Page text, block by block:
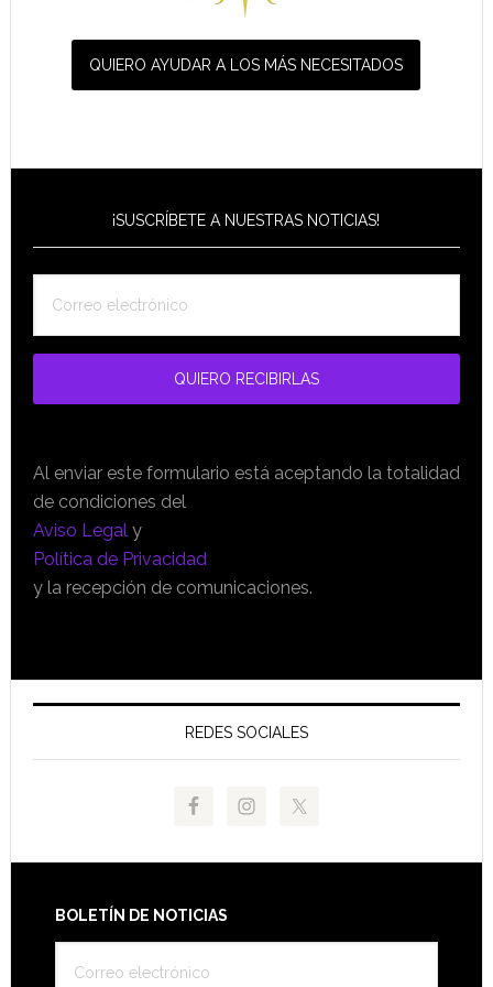
QUIERO AYUDAR A LOS MÁS NECESITADOS
¡SUSCRÍBETE A NUESTRAS NOTICIAS!
Al enviar este formulario está aceptando la totalidad
de condiciones del
Aviso Legaly
Política de Privacidad
y la recepción de comunicaciones.
REDES SOCIALES
Footer
BOLETÍN DE NOTICIAS